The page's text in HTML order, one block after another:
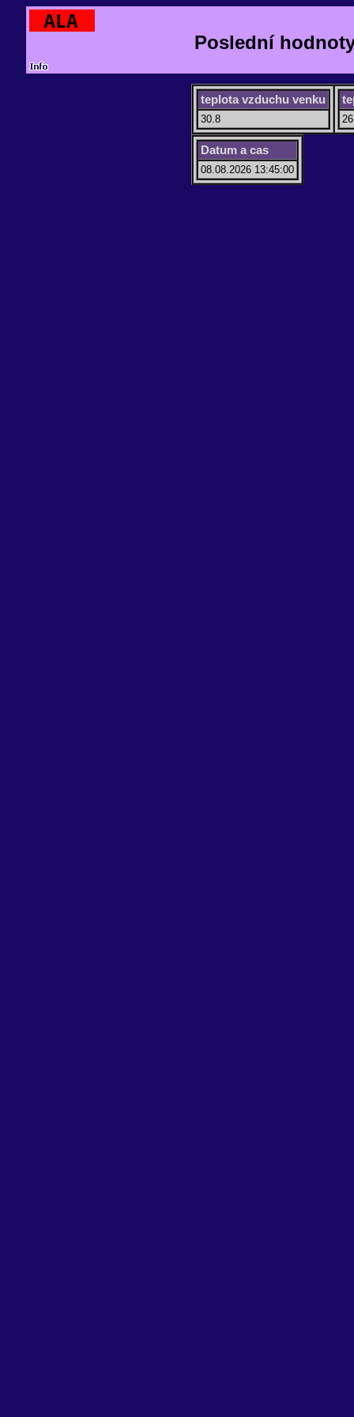
Poslední
teplota vzduchu venku
30.8
Datum a cas
08.08.2026 13:45:00